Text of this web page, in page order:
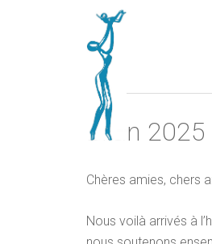
Bilan
Chères amies, chers
Nous voilà arrivés à